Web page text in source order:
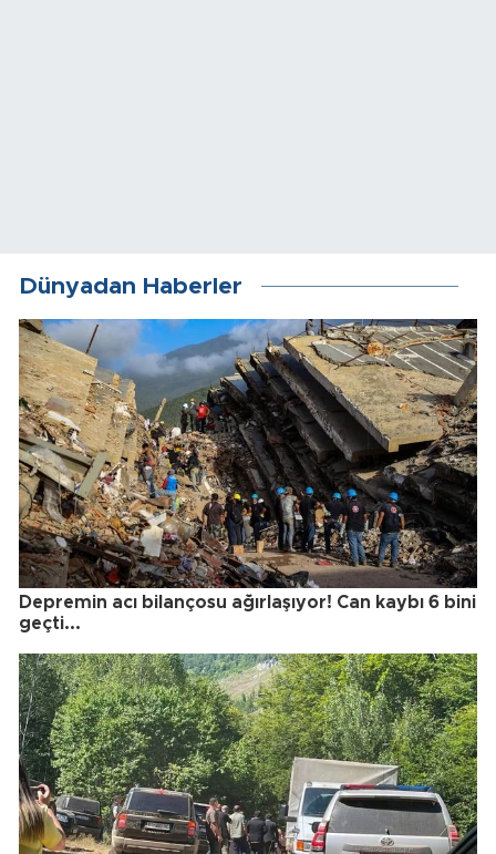
Dünyadan Haberler
Depremin acı bilançosu ağırlaşıyor! Can kaybı 6 bini
geçti...